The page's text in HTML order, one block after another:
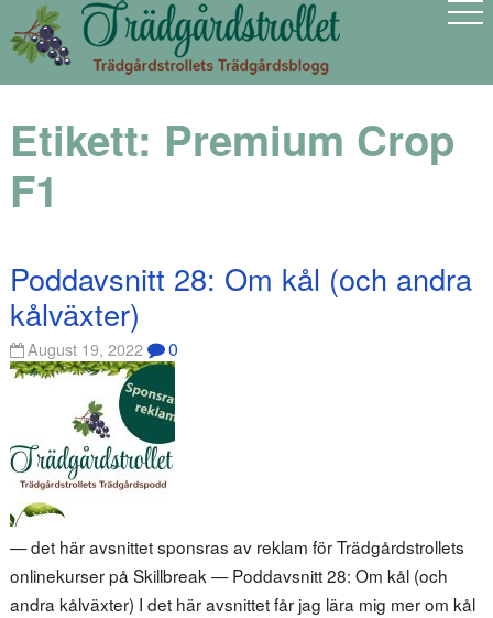
Etikett: Premium Crop
F1
Poddavsnitt 28: Om kål (och andra
kålväxter)
August 19, 2022 0
— det här avsnittet sponsras av reklam för Trädgårdstrollets
onlinekurser på Skillbreak — Poddavsnitt 28: Om kål (och
andra kålväxter) I det här avsnittet får jag lära mig mer om kål